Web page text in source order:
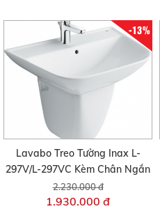
-13%
Lavabo Treo Tường Inax L-
297V/L-297VC Kèm Chân Ngắn
2.230.000 đ
1.930.000 đ